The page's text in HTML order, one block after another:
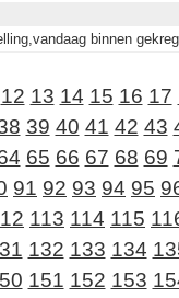
binnen
12 13 14 15 16 17
39 40 41 42 43
65 66 67 68 69
91 92 93 94 95
113 114 115
132 133 134
151 152 153